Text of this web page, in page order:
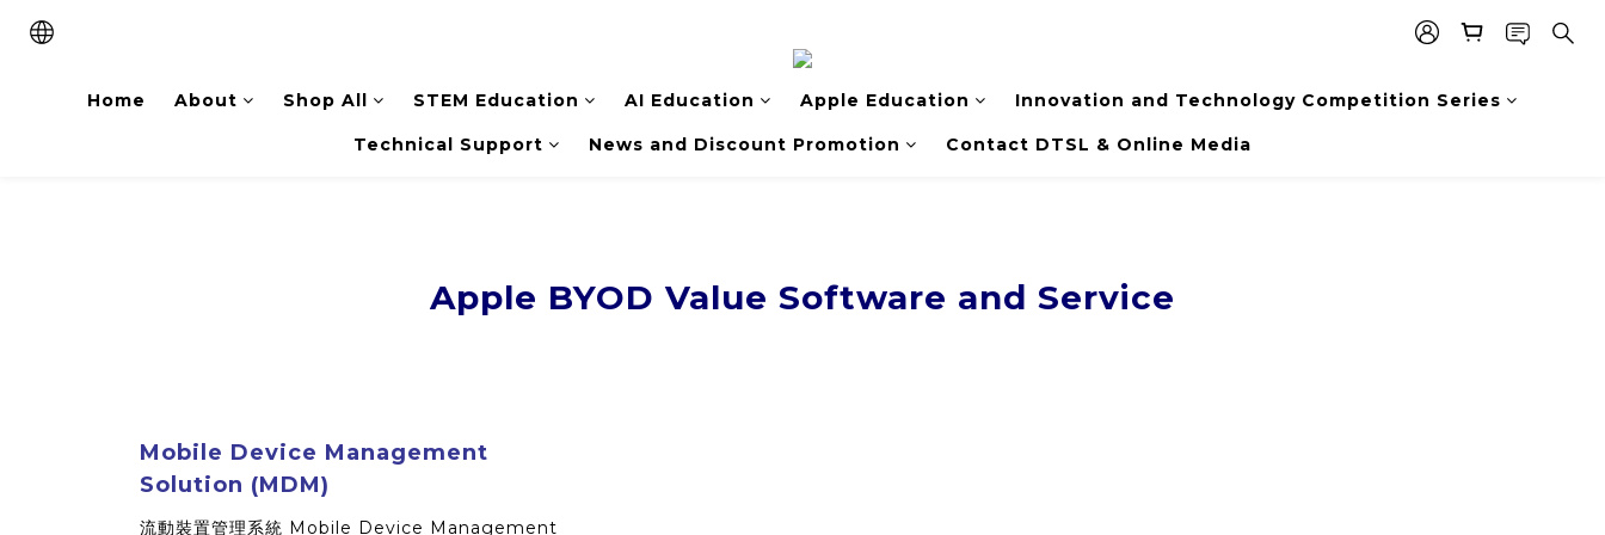
Home About Shop All STEM Education AI Education Apple Education Innovation and Technology Competition Series
Technical Support News and Discount Promotion Contact DTSL & Online Media
Apple BYOD Value Software and Service
Mobile Device Management
Solution (MDM)
流動裝置管理系統 Mobile Device Management